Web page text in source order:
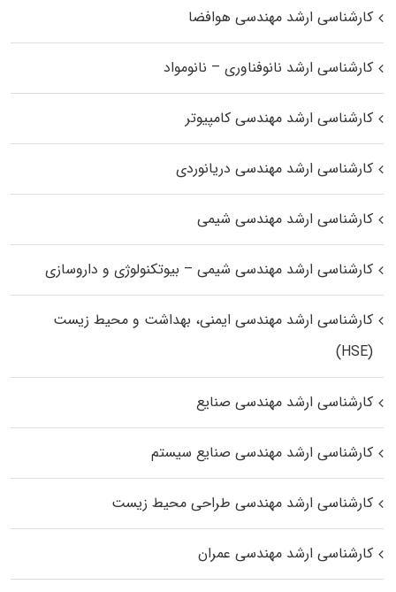
کارشناسی ارشد مهندسی هوافضا
کارشناسی ارشد نانوفناوری – نانومواد
کارشناسی ارشد مهندسی کامپیوتر
کارشناسی ارشد مهندسی دریانوردی
کارشناسی ارشد مهندسی شیمی
کارشناسی ارشد مهندسی شیمی – بیوتکنولوژی و داروسازی
کارشناسی ارشد مهندسی ایمنی، بهداشت و محیط زیست
(HSE)
کارشناسی ارشد مهندسی صنایع
کارشناسی ارشد مهندسی صنایع سیستم
کارشناسی ارشد مهندسی طراحی محیط زیست
کارشناسی ارشد مهندسی عمران